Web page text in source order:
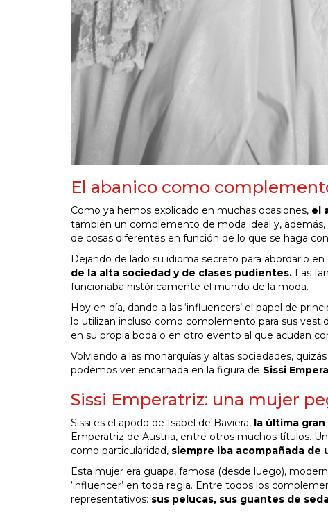
El abanico como
Como ya hemos explicado en muchas ocasiones, el
también un complemento de moda ideal y,
de cosas diferentes en función de lo que se haga
Dejando de lado su idioma secreto para abordarlo
de la alta sociedad y de clases pudientes. Las
funcionaba históricamente el mundo de la moda.
Hoy en día, dando a las ‘influencers’ el papel de
lo utilizan incluso como complemento para sus
en su propia boda o en otro evento al que acudan
Volviendo a las monarquías y altas sociedades, quizás
podemos ver encarnada en la figura de Sissi
Sissi Emperatriz: una mujer
Sissi es el apodo de Isabel de Baviera, la última
Emperatriz de Austria, entre otros muchos títulos.
como particularidad, siempre iba acompañada de
Esta mujer era guapa, famosa (desde luego),
‘influencer’ en toda regla. Entre todos los
representativos: sus pelucas, sus guantes de